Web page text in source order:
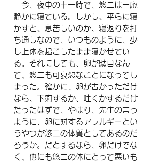
今、夜中の十一時で、悠二は一応
静かに寝ている。しかし、平らに寝
かすと、息苦しいのか、寝返りを打
ち通しなので、いつものように、少
し上体を起こしたまま寝かせてい
る。それにしても、卵が駄目なん
て、悠二も可哀想なことになってし
まった。確かに、卵が古かっただけ
なら、下痢するか、吐くかするだけ
だったはずで、やはり、先生の言う
ように、卵に対するアレルギーとい
うやつが悠二の体質としてあるのだ
ろうか。だとするなら、卵だけでな
く、他にも悠二の体にとって悪いも